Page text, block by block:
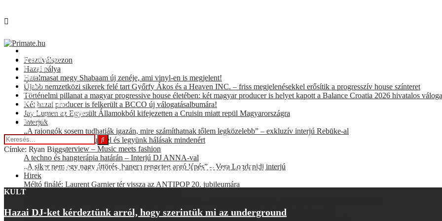
Fesztiválszezon
Hazai pálya
Hatalmasat megy Shabaam új zenéje, ami vinyl-en is megjelent!
Újabb nemzetközi sikerek felé tart Győrfy Ákos és a Heaven INC. – friss megjelenésekkel erősítik a progresszív house színteret
Történelmi pillanat a magyar progressive house életében: két magyar producer is helyet kapott a Balance Croatia 2026 hivatalos
Két hazai producer is felkerült a BCCO új válogatásalbumára!
Jay Lumen az Egyesült Államokból kifejezetten a Cruisin miatt repül Magyarországra
Interjúk
„A rajongók sosem tudhatják igazán, mire számíthatnak tőlem legközelebb” – exkluzív interjú Rebūke-al
Prieger Zsolt: Sose adjuk fel és legyünk hálásak mindenért
Sister Bliss interview – Music meets fashion
A techno és hangterápia határán – Interjú DJ ANNA-val
„A siker nem egy nagy áttörés, hanem rengeteg apró lépés” – Vera Logdanidi interjú
Hírek
Méltó finálé: Laurent Garnier tér vissza az ANTIPOP 20. jubileumára
Szakított Charlotte de Witte és Enrico Sangiuliano
A rendkívüli hőség miatt félbeszakadt a Defqon.1 – a szervezők törölték a fesztivál hátralévő napjait
Hazai pálya
Interjúk
Hírek
Videók
KULT
Programajánló
For english speakers
BOOKING
Címke: Ryan Biggs
35 éves korában elhunyt a hardstyle ikonikus alakja
KULT
Hazai DJ-ket kérdeztünk arról, hogy szerintük mi az underground